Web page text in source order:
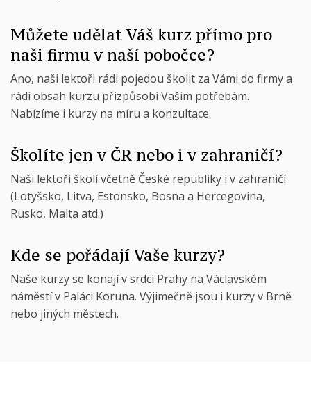
Můžete udělat Váš kurz přímo pro
naši firmu v naší pobočce?
Ano, naši lektoři rádi pojedou školit za Vámi do firmy a
rádi obsah kurzu přizpůsobí Vašim potřebám.
Nabízíme i kurzy na míru a konzultace.
Školíte jen v ČR nebo i v zahraničí?
Naši lektoři školí včetně České republiky i v zahraničí
(Lotyšsko, Litva, Estonsko, Bosna a Hercegovina,
Rusko, Malta atd.)
Kde se pořádají Vaše kurzy?
Naše kurzy se konají v srdci Prahy na Václavském
náměstí v Paláci Koruna. Výjimečně jsou i kurzy v Brně
nebo jiných městech.